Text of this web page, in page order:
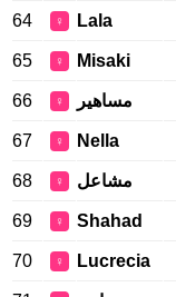
64 ♀ Lala
65 ♀ Misaki
66 ♀ مساهير
67 ♀ Nella
68 ♀ مشاعل
69 ♀ Shahad
70 ♀ Lucrecia